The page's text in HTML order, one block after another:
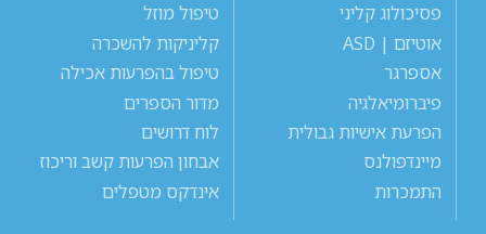
פסיכולוג קליני
אוטיזם | ASD
אספרגר
פיברומיאלגיה
הפרעת אישיות גבולית
מיינדפולנס
התמכרות
טיפול מוזל
קליניקות להשכרה
טיפול בהפרעות אכילה
מדור הספרים
לוח דרושים
אבחון הפרעות קשב וריכוז
אינדקס מטפלים